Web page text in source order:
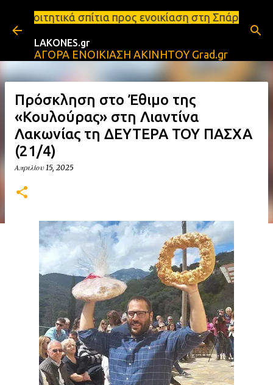
Μετάβαση στο κύριο περιεχόμενο
προς ενοικίαση στη Σπάρτη Ενοικιάσεις
LAKONES.gr
ΑΓΟΡΑ ΕΝΟΙΚΙΑΣΗ ΑΚΙΝΗΤΟΥ Grad.gr
Πρόσκληση στο Έθιμο της
«Κουλούρας» στη Λιαντίνα
Λακωνίας τη ΔΕΥΤΕΡΑ ΤΟΥ ΠΑΣΧΑ
(21/4)
Απριλίου 15, 2025